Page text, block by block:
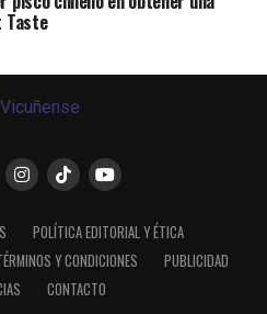
Taste
POLÍTICA EDITORIAL Y ÉTICA
Y CONDICIONES
PUBLICIDAD
CONTACTO